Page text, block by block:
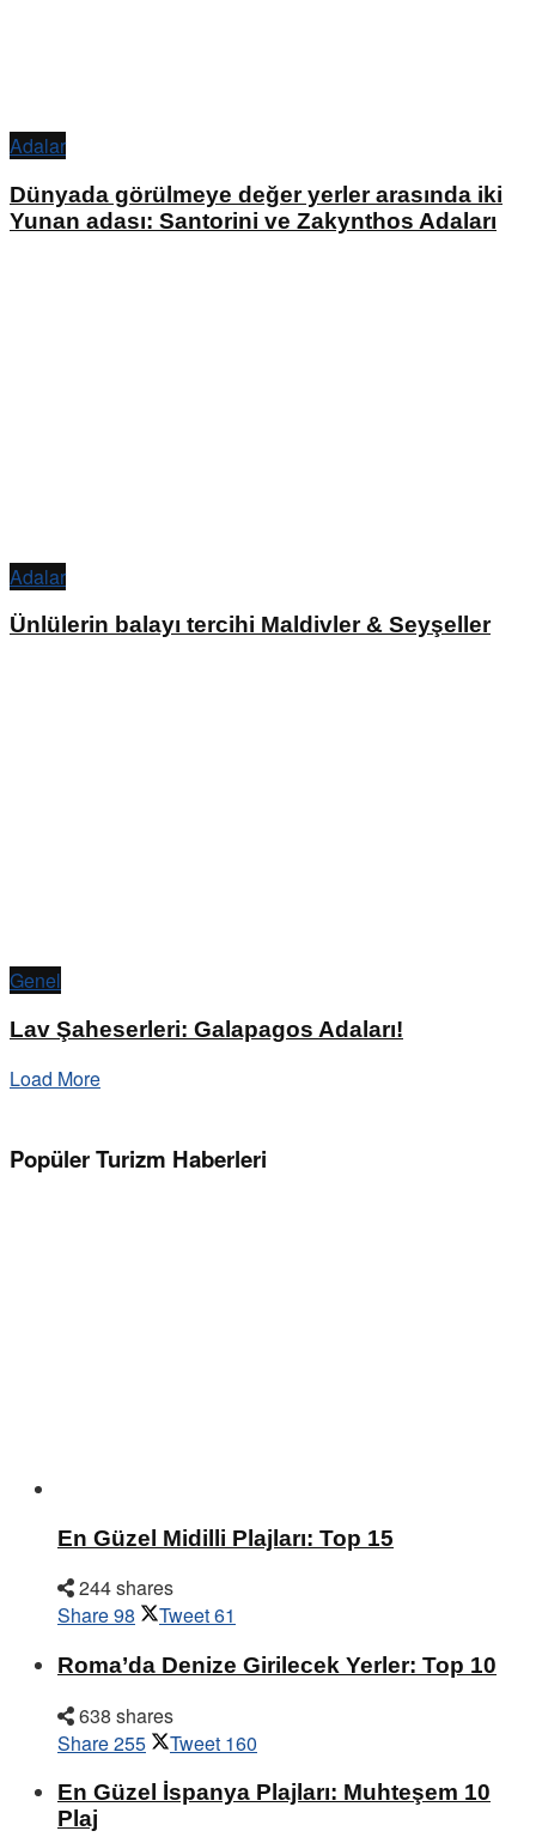
Adalar
Dünyada görülmeye değer yerler arasında iki
Yunan adası: Santorini ve Zakynthos Adaları
Adalar
Ünlülerin balayı tercihi Maldivler & Seyşeller
Genel
Lav Şaheserleri: Galapagos Adaları!
Load More
Popüler Turizm Haberleri
En Güzel Midilli Plajları: Top 15
244 shares
Share98 Tweet61
Roma’da Denize Girilecek Yerler: Top 10
638 shares
Share255 Tweet 160
En Güzel İspanya Plajları: Muhteşem 10
Plaj